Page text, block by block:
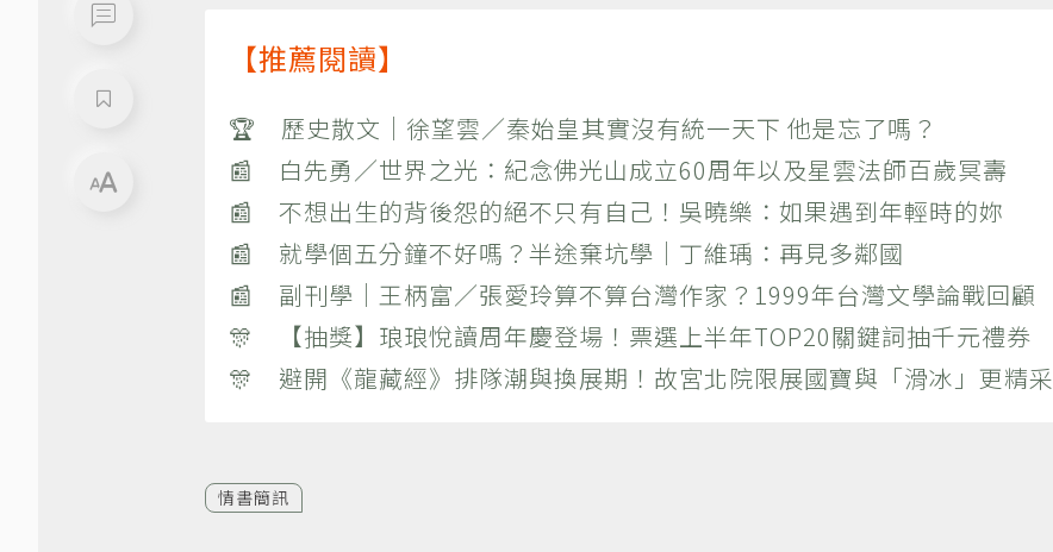
【推薦閱讀】
🏆 歷史散文｜徐望雲／秦始皇其實沒有統一天下 他是忘了嗎？
📰 白先勇／世界之光：紀念佛光山成立60周年以及星雲法師百歲冥壽
📰 不想出生的背後怨的絕不只有自己！吳曉樂：如果遇到年輕時的妳
📰 就學個五分鐘不好嗎？半途棄坑學｜丁維瑀：再見多鄰國
📰 副刊學｜王柄富／張愛玲算不算台灣作家？1999年台灣文學論戰回顧
🎊 【抽獎】琅琅悅讀周年慶登場！票選上半年TOP20關鍵詞抽千元禮券
🎊 避開《龍藏經》排隊潮與換展期！故宮北院限展國寶與「滑冰」更精采
情書簡訊